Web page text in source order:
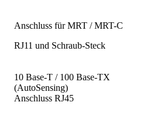
Anschluss für MRT / MRT-C
RJ11 und Schraub-Steck
10 Base-T / 100 Base-TX
(AutoSensing)
Anschluss RJ45